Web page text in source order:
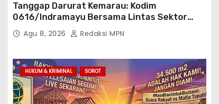
Tanggap Darurat Kemarau: Kodim
0616/Indramayu Bersama Lintas Sektor
Garap Bantuan Air Bersih Bertahap
Agu 8, 2026 Redaksi MPN
HUKUM & KRIMINAL SOROT